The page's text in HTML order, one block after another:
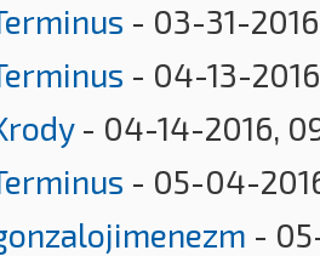
- 03-31-
- 04-13-
- 04-14-2016,
- 05-04-
-